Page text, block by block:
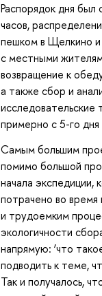
Распорядок дня
часов,
пешком в Щелкино и
с местными
возвращение к
а также сбор и
примерно с 5-го
Самым большим
помимо большой
начала экспедиции,
потрачено во время
и трудоемким
экологичности
напрямую: ‘что
подводить к теме,
Так и получалось,